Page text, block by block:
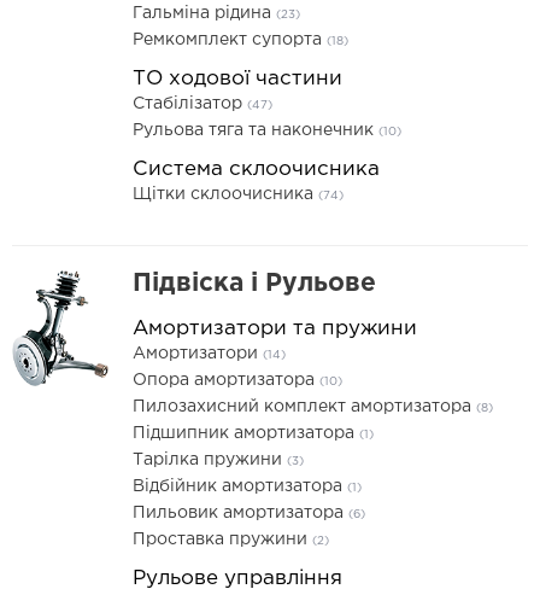
Гальміна рідина (23)
Ремкомплект супорта (18)
ТО ходової частини
Стабілізатор (47)
Рульова тяга та наконечник (10)
Система склоочисника
Щітки склоочисника (74)
Підвіска і Рульове
Амортизатори та пружини
Амортизатори (14)
Опора амортизатора (10)
Пилозахисний комплект амортизатора (8)
Підшипник амортизатора (1)
Тарілка пружини (3)
Відбійник амортизатора (1)
Пильовик амортизатора (6)
Проставка пружини (2)
Рульове управління